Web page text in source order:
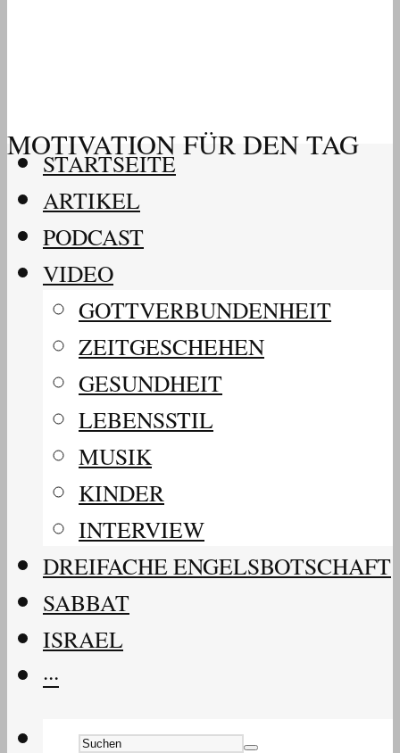
MOTIVATION FÜR DEN TAG
STARTSEITE
ARTIKEL
PODCAST
VIDEO
GOTTVERBUNDENHEIT
ZEITGESCHEHEN
GESUNDHEIT
LEBENSSTIL
MUSIK
KINDER
INTERVIEW
DREIFACHE ENGELSBOTSCHAFT
SABBAT
ISRAEL
···